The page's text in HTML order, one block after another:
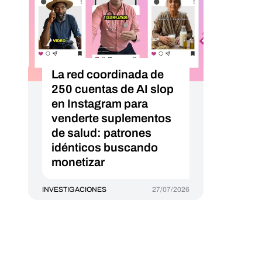
La red coordinada de
250 cuentas de AI slop
en Instagram para
venderte suplementos
de salud: patrones
idénticos buscando
monetizar
INVESTIGACIONES 27/07/2026